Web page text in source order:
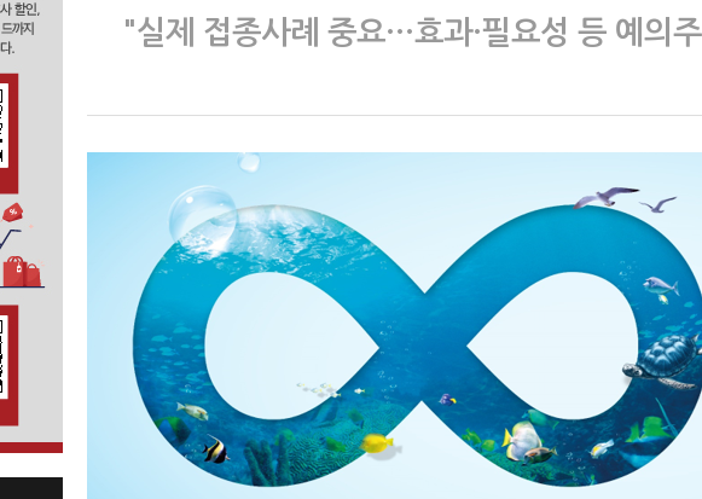
"실제 접종사례 중요…효과·필요성 등 예의